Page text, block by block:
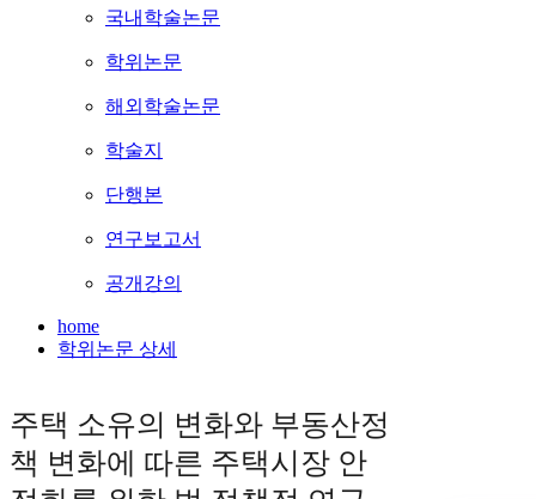
국내학술논문
학위논문
해외학술논문
학술지
단행본
연구보고서
공개강의
home
학위논문 상세
주택 소유의 변화와 부동산정
책 변화에 따른 주택시장 안